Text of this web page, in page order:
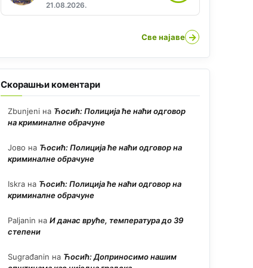
21.08.2026.
Све најаве →
Скорашњи коментари
Zbunjeni на Ћосић: Полиција ће наћи одговор
на криминалне обрачуне
Јово на Ћосић: Полиција ће наћи одговор на
криминалне обрачуне
Iskra на Ћосић: Полиција ће наћи одговор на
криминалне обрачуне
Paljanin на И данас вруће, температура до 39
степени
Sugrađanin на Ћосић: Доприносимо нашим